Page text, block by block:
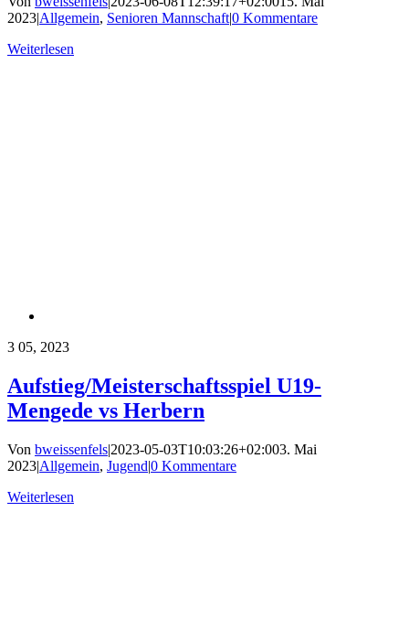
2023|Allgemein, Senioren Mannschaft|0 Kommentare
Weiterlesen
3 05, 2023
Aufstieg/Meisterschaftsspiel U19-
Mengede vs Herbern
Von bweissenfels|2023-05-03T10:03:26+02:003. Mai
2023|Allgemein, Jugend|0 Kommentare
Weiterlesen